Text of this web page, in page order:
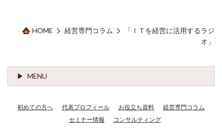
HOME 経営専門コラム
「ＩＴを経営に活用するラジ
オ」
MENU
初めての方へ 代表プロフィール お役立ち資料
経営専門コラム
セミナー情報
コンサルティング